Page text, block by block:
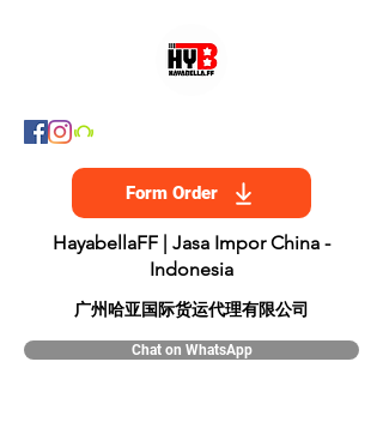
Form Order
HayabellaFF | Jasa Impor China -
Indonesia
​广州哈亚国际货运代理有限公司
Chat on WhatsApp